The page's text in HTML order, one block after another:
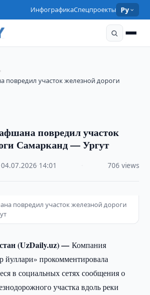
ИнфографикаСпецпроекты Ру
›
повредил участок железной дороги
повредил участок
Самарканд — Ургут
·04.07.2026 14:01 706 views
повредил участок железной дороги
(UzDaily.uz) —Компания
йуллари» прокомментировала
в социальных сетях сообщения о
участка вдоль реки